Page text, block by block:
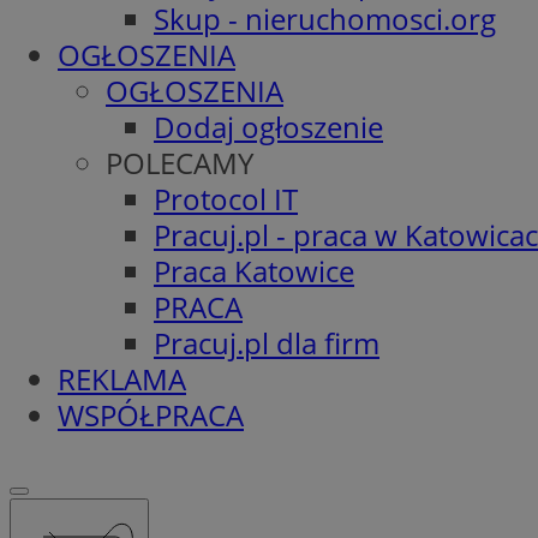
Skup - nieruchomosci.org
OGŁOSZENIA
OGŁOSZENIA
Dodaj ogłoszenie
POLECAMY
Protocol IT
Pracuj.pl - praca w
Praca Katowice
PRACA
Pracuj.pl dla firm
REKLAMA
WSPÓŁPRACA